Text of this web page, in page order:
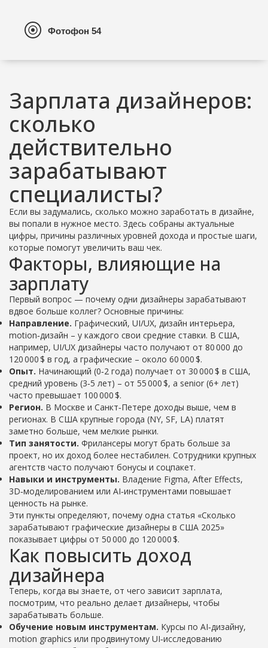
Зарплата дизайнеров:
сколько
действительно
зарабатывают
специалисты?
Если вы задумались, сколько можно заработать в дизайне,
вы попали в нужное место. Здесь собраны актуальные
цифры, причины различных уровней дохода и простые шаги,
которые помогут увеличить ваш чек.
Факторы, влияющие на
зарплату
Первый вопрос — почему одни дизайнеры зарабатывают
вдвое больше коллег? Основные причины:
Направление. Графический, UI/UX, дизайн интерьера,
motion‑дизайн – у каждого свои средние ставки. В США,
например, UI/UX дизайнеры часто получают от 80 000 до
120 000 $ в год, а графические – около 60 000 $.
Опыт. Начинающий (0‑2 года) получает от 30 000 $ в США,
средний уровень (3‑5 лет) – от 55 000 $, а senior (6+ лет)
часто превышает 100 000 $.
Регион. В Москве и Санкт‑Петере доходы выше, чем в
регионах. В США крупные города (NY, SF, LA) платят
заметно больше, чем мелкие рынки.
Тип занятости. Фрилансеры могут брать больше за
проект, но их доход более нестабилен. Сотрудники крупных
агентств часто получают бонусы и соцпакет.
Навыки и инструменты. Владение Figma, After Effects,
3D‑моделированием или AI‑инструментами повышает
ценность на рынке.
Эти пункты определяют, почему одна статья «Сколько
зарабатывают графические дизайнеры в США 2025»
показывает цифры от 50 000 до 120 000 $.
Как повысить доход
дизайнера
Теперь, когда вы знаете, от чего зависит зарплата,
посмотрим, что реально делает дизайнеры, чтобы
зарабатывать больше.
Обучение новым инструментам. Курсы по AI‑дизайну,
motion graphics или продвинутому UI‑исследованию